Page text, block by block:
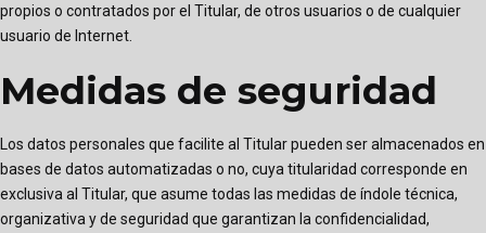
propios o contratados por el Titular, de otros usuarios o de cualquier
usuario de Internet.
Medidas de seguridad
Los datos personales que facilite al Titular pueden ser almacenados en
bases de datos automatizadas o no, cuya titularidad corresponde en
exclusiva al Titular, que asume todas las medidas de índole técnica,
organizativa y de seguridad que garantizan la confidencialidad,